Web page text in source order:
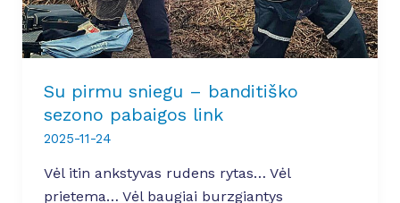
Su pirmu sniegu – banditiško
sezono pabaigos link
2025-11-24
Vėl itin ankstyvas rudens rytas… Vėl
prietema… Vėl baugiai burzgiantys